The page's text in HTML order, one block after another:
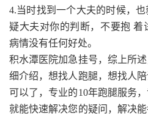
4.当时找到一个大夫的时候，
疑大夫对你的判断，不要抱 着
病情没有任何好处。
积水潭医院加急挂号，综上所
细介绍，想找人跑腿，想找人
可以了，专业的10年跑腿服务
就能快速解决您的疑问，解决